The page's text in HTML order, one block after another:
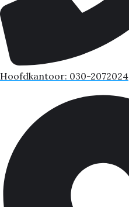
Hoofdkantoor: 030-2072024